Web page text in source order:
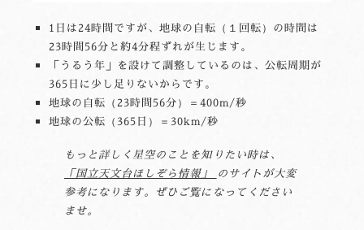
1日は24時間ですが、地球の自転（１回転）の時間は
23時間56分と約4分程ずれが生じます。
「うるう年」を設けて調整しているのは、公転周期が
365日に少し足りないからです。
地球の自転（23時間56分）＝400m/秒
地球の公転（365日）＝30km/秒
もっと詳しく星空のことを知りたい時は、
「国立天文台ほしぞら情報」
のサイトが大変
参考になります。ぜひご覧になってください
ませ。